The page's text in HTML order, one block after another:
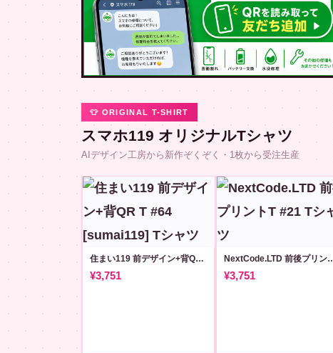
👕 ORIGINAL T-SHIRT
スマホ119 オリジナルTシャツ
AIデザイン工房から新作ぞくぞく・1枚から受注生産
住まい119 前デザイン+背QR T #64 [sumai119]
¥3,751
NextCode.LTD 前
¥3,751